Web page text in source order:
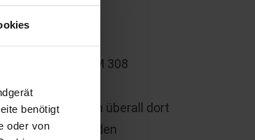
benötigt
oder von
DUOMOR M 308
und Bereichen überall dort
die entscheidenden